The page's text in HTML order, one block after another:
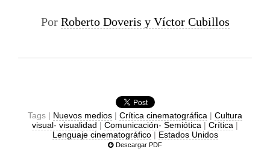
Por Roberto Doveris y Víctor Cubillos
Tags | Nuevos medios | Crítica cinematográfica | Cultura
visual- visualidad | Comunicación- Semiótica | Crítica |
Lenguaje cinematográfico| Estados Unidos
Descargar PDF